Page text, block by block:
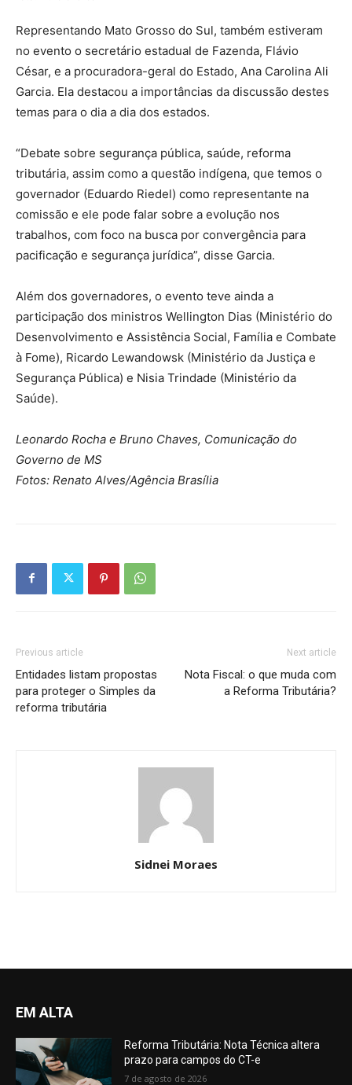
Representando Mato Grosso do Sul, também estiveram
no evento o secretário estadual de Fazenda, Flávio
César, e a procuradora-geral do Estado, Ana Carolina Ali
Garcia. Ela destacou a importâncias da discussão destes
temas para o dia a dia dos estados.
“Debate sobre segurança pública, saúde, reforma
tributária, assim como a questão indígena, que temos o
governador (Eduardo Riedel) como representante na
comissão e ele pode falar sobre a evolução nos
trabalhos, com foco na busca por convergência para
pacificação e segurança jurídica”, disse Garcia.
Além dos governadores, o evento teve ainda a
participação dos ministros Wellington Dias (⁠Ministério do
Desenvolvimento e Assistência Social, Família e Combate
à Fome), Ricardo Lewandowsk (Ministério da Justiça e
Segurança Pública) e Nisia Trindade (Ministério da
Saúde).
Leonardo Rocha e Bruno Chaves, Comunicação do
Governo de MS
Fotos: Renato Alves/Agência Brasília
Previous article
Entidades listam propostas
para proteger o Simples da
reforma tributária
Next article
Nota Fiscal: o que muda com
a Reforma Tributária?
Sidnei Moraes
EM ALTA
Reforma Tributária: Nota Técnica altera
prazo para campos do CT-e
7 de agosto de 2026